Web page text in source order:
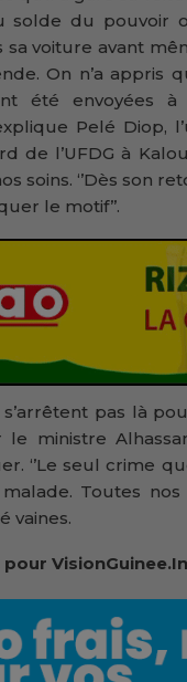
solde du pouvoir
sa voiture avant
On n’a appris
été envoyées à
Pelé Diop,
de l’UFDG à
soins. ‘’Dès son
le motif’’.
pas là
le ministre
‘’Le seul crime
Toutes nos
vaines.
pour